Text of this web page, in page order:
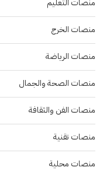
منصات الخرج
منصات الرياضة
منصات الصحة والجمال
منصات الفن والثقافة
منصات تقنية
منصات محلية